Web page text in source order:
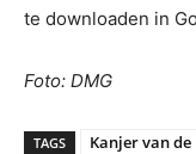
te downloaden in
Foto: DMG
TAGS Kanjer van